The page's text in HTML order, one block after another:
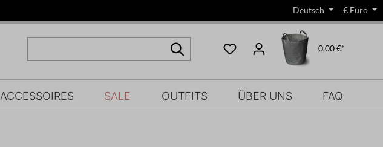
Deutsch € Euro
0,00 €*
ACCESSOIRES SALE OUTFITS ÜBER UNS FAQ